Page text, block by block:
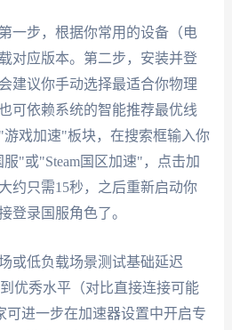
一步，根据你常用的设备（电
对应版本。第二步，安装并登
建议你手动选择最适合你物理
可依赖系统的智能推荐最优线
戏加速"板块，在搜索框输入你
"或"Steam国区加速"，点击加
约只需15秒，之后重新启动你
登录国服角色了。
或低负载场景测试基础延迟
优秀水平（对比直接连接可能
可进一步在加速器设置中开启专